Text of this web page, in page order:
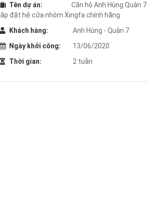
Tên dự án:
Căn hộ Anh Hùng Quận 7
lắp đặt hệ cửa nhôm Xingfa chính hãng
Khách hàng:
Anh Hùng - Quận 7
Ngày khởi công:
13/06/2020
Thời gian:
2 tuần